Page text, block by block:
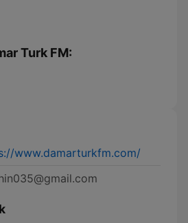
Turk FM:
www.damarturkfm.com/